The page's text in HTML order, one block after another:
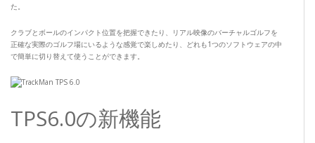
た。
クラブとボールのインパクト位置を把握できたり、リアル映像のバーチャルゴルフを
正確な実際のゴルフ場にいるような感覚で楽しめたり、どれも1つのソフトウェアの中
で簡単に切り替えて使うことができます。
TPS6.0の新機能